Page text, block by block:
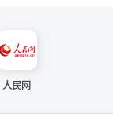
人民网